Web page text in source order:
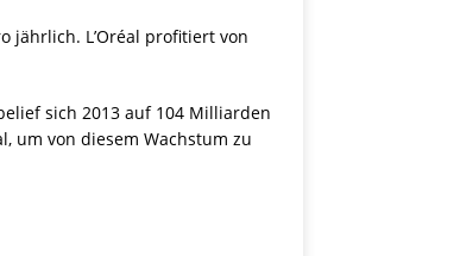
jährlich. L’Oréal profitiert von
sich 2013 auf 104 Milliarden
um von diesem Wachstum zu